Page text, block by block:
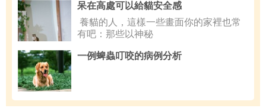
呆在高處可以給貓安全感
養貓的人，這樣一些畫面你的家裡也常
有吧：那些以神秘
一例蜱蟲叮咬的病例分析